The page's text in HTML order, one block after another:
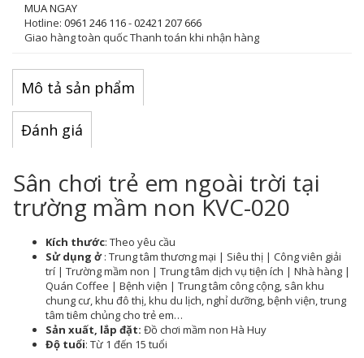
MUA NGAY
Hotline: 0961 246 116-02421 207 666
Giao hàng toàn quốcThanh toán khi nhận hàng
Mô tả sản phẩm
Đánh giá
Sân chơi trẻ em ngoài trời tại
trường mầm non KVC-020
Kích thước: Theo yêu cầu
Sử dụng ở: Trung tâm thương mại | Siêu thị | Công viên giải
trí | Trường mầm non | Trung tâm dịch vụ tiện ích | Nhà hàng |
Quán Coffee | Bệnh viện | Trung tâm công cộng, sân khu
chung cư, khu đô thị, khu du lịch, nghỉ dưỡng, bệnh viện, trung
tâm tiêm chủng cho trẻ em…
Sản xuất, lắp đặt: Đồ chơi mầm non Hà Huy
Độ tuổi: Từ 1 đến 15 tuổi